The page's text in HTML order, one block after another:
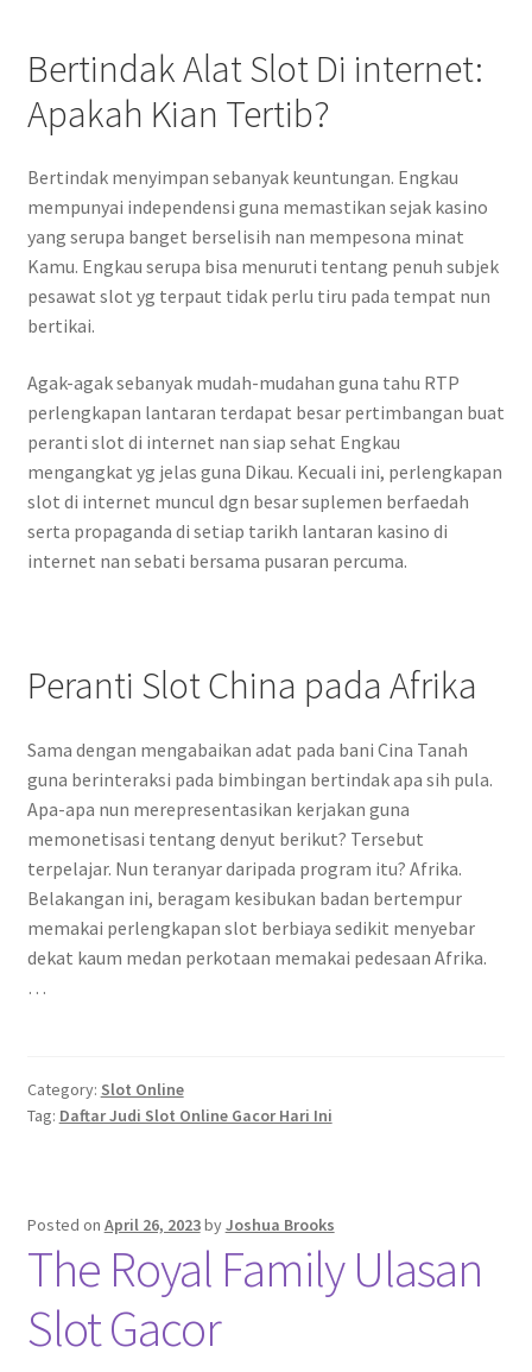
Bertindak Alat Slot Di internet:
Apakah Kian Tertib?
Bertindak menyimpan sebanyak keuntungan. Engkau
mempunyai independensi guna memastikan sejak kasino
yang serupa banget berselisih nan mempesona minat
Kamu. Engkau serupa bisa menuruti tentang penuh subjek
pesawat slot yg terpaut tidak perlu tiru pada tempat nun
bertikai.
Agak-agak sebanyak mudah-mudahan guna tahu RTP
perlengkapan lantaran terdapat besar pertimbangan buat
peranti slot di internet nan siap sehat Engkau
mengangkat yg jelas guna Dikau. Kecuali ini, perlengkapan
slot di internet muncul dgn besar suplemen berfaedah
serta propaganda di setiap tarikh lantaran kasino di
internet nan sebati bersama pusaran percuma.
Peranti Slot China pada Afrika
Sama dengan mengabaikan adat pada bani Cina Tanah
guna berinteraksi pada bimbingan bertindak apa sih pula.
Apa-apa nun merepresentasikan kerjakan guna
memonetisasi tentang denyut berikut? Tersebut
terpelajar. Nun teranyar daripada program itu? Afrika.
Belakangan ini, beragam kesibukan badan bertempur
memakai perlengkapan slot berbiaya sedikit menyebar
dekat kaum medan perkotaan memakai pedesaan Afrika.
…
Category: Slot Online
Tag: Daftar Judi Slot Online Gacor Hari Ini
Posted on April 26, 2023byJoshua Brooks
The Royal Family Ulasan
Slot Gacor